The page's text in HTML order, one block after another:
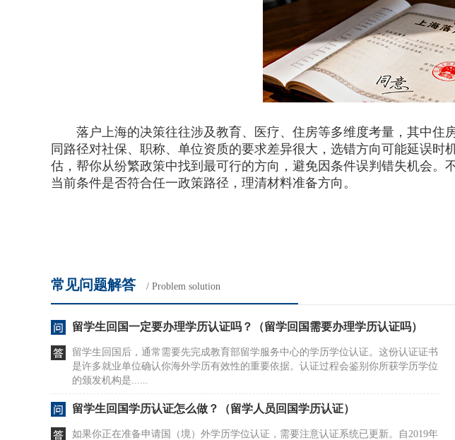
落户上海的决策往往涉及教育、医疗、住房等多维度考量，其中住
同路径对社保、职称、单位资质的要求差异很大，选错方向可能延误
估，帮你从纷繁政策中找到最可行的方向，避免因条件误判错失机会
当前条件是否符合任一政策路径，理清材料准备方向。
常见问题解答 / Problem solution
留学生回国一定要办理学历认证吗？（留学回国需要办理学历认证吗）
留学生回国后，通常需要先完成教育部留学服务中心的学历学位认证。这份认证证书
是许多就业单位确认你海外学历有效性的重要依据。认证过程会鉴别你所获学历学位
的颁发机构是......
留学生回国学历认证怎么做？（留学人员回国学历认证）
如果你正在准备申请国（境）外学历学位认证，需要注意认证系统已更新。自2019年